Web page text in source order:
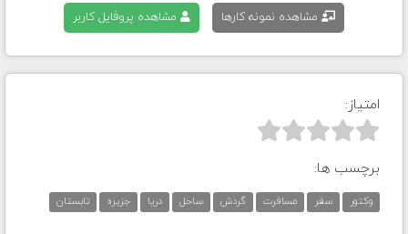
مشاهده نمونه کارها مشاهده پروفایل کاربر
امتیاز:



برچسب ها:
وکتور سفر مسافرت گردش ساحل دریا جزیره تابستان